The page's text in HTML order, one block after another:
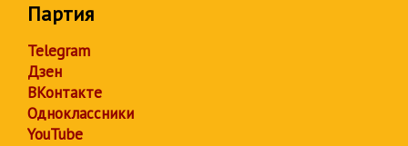
Партия
Telegram
Дзен
ВКонтакте
Одноклассники
YouTube